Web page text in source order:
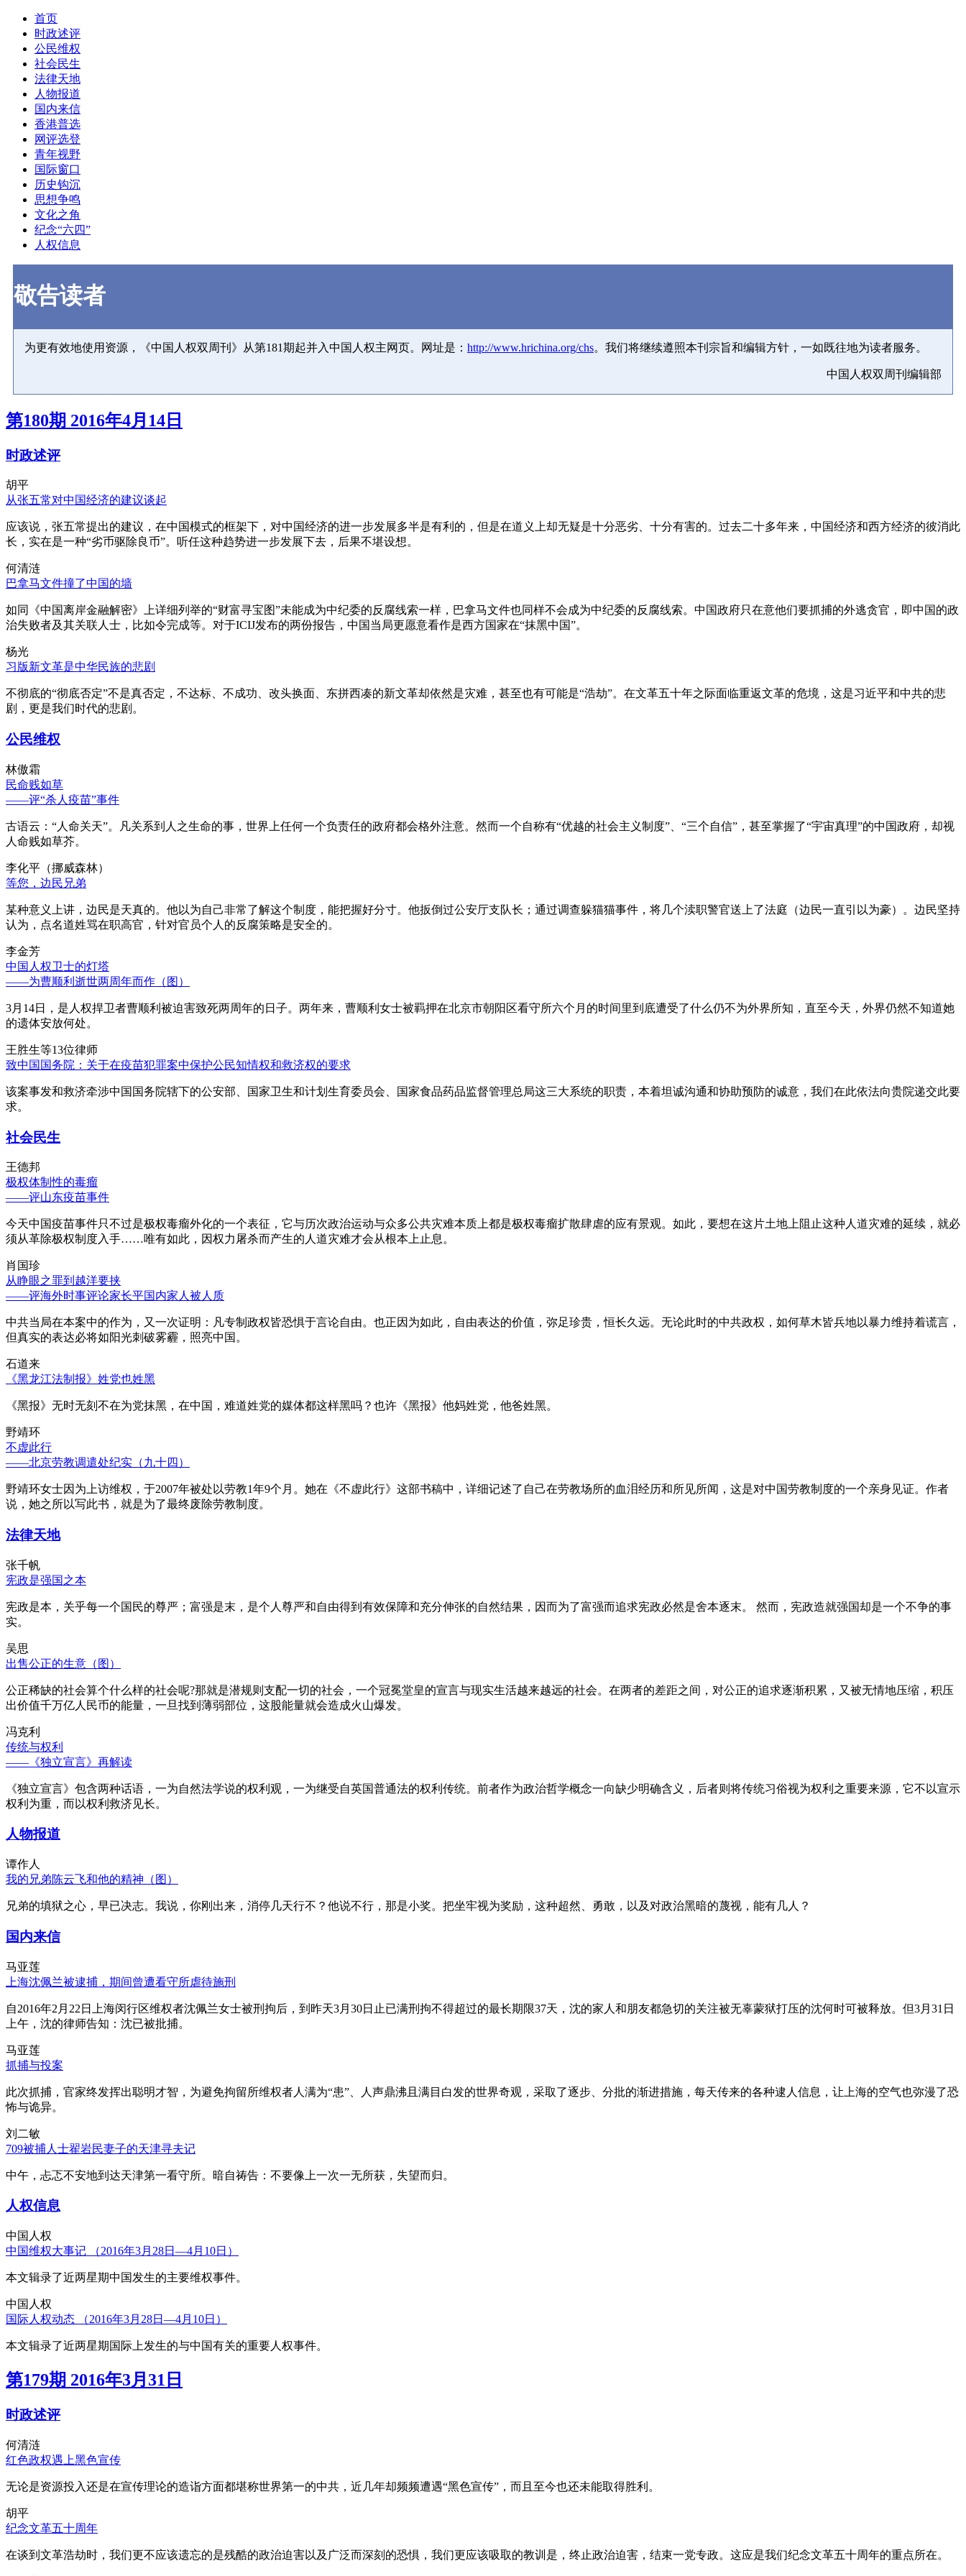
首页
时政述评
公民维权
社会民生
法律天地
人物报道
国内来信
香港普选
网评选登
青年视野
国际窗口
历史钩沉
思想争鸣
文化之角
纪念“六四”
人权信息
敬告读者
为更有效地使用资源，《中国人权双周刊》从第181期起并入中国人权主网页。网址是： http://www.hrichina.org/chs。我们将继续遵照本刊宗旨和编辑方针，一如既往地为读者服务。
中国人权双周刊编辑部
第180期 2016年4月14日
时政述评
胡平
从张五常对中国经济的建议谈起
应该说，张五常提出的建议，在中国模式的框架下，对中国经济的进一步发展多半是有利的，但是在道义上却无疑是十分恶劣、十分有害的。过去二十多年来，中国经济和西方经济的彼消此
长，实在是一种“劣币驱除良币”。听任这种趋势进一步发展下去，后果不堪设想。
何清涟
巴拿马文件撞了中国的墙
如同《中国离岸金融解密》上详细列举的“财富寻宝图”未能成为中纪委的反腐线索一样，巴拿马文件也同样不会成为中纪委的反腐线索。中国政府只在意他们要抓捕的外逃贪官，即中国的政
治失败者及其关联人士，比如令完成等。对于ICIJ发布的两份报告，中国当局更愿意看作是西方国家在“抹黑中国”。
杨光
习版新文革是中华民族的悲剧
不彻底的“彻底否定”不是真否定，不达标、不成功、改头换面、东拼西凑的新文革却依然是灾难，甚至也有可能是“浩劫”。在文革五十年之际面临重返文革的危境，这是习近平和中共的悲
剧，更是我们时代的悲剧。
公民维权
林傲霜
民命贱如草
——评“杀人疫苗”事件
古语云：“人命关天”。凡关系到人之生命的事，世界上任何一个负责任的政府都会格外注意。然而一个自称有“优越的社会主义制度”、“三个自信”，甚至掌握了“宇宙真理”的中国政府，却视
人命贱如草芥。
李化平（挪威森林）
等您，边民兄弟
某种意义上讲，边民是天真的。他以为自己非常了解这个制度，能把握好分寸。他扳倒过公安厅支队长；通过调查躲猫猫事件，将几个渎职警官送上了法庭（边民一直引以为豪）。边民坚持
认为，点名道姓骂在职高官，针对官员个人的反腐策略是安全的。
李金芳
中国人权卫士的灯塔
——为曹顺利逝世两周年而作（图）
3月14日，是人权捍卫者曹顺利被迫害致死两周年的日子。两年来，曹顺利女士被羁押在北京市朝阳区看守所六个月的时间里到底遭受了什么仍不为外界所知，直至今天，外界仍然不知道她
的遗体安放何处。
王胜生等13位律师
致中国国务院：关于在疫苗犯罪案中保护公民知情权和救济权的要求
该案事发和救济牵涉中国国务院辖下的公安部、国家卫生和计划生育委员会、国家食品药品监督管理总局这三大系统的职责，本着坦诚沟通和协助预防的诚意，我们在此依法向贵院递交此要
求。
社会民生
王德邦
极权体制性的毒瘤
——评山东疫苗事件
今天中国疫苗事件只不过是极权毒瘤外化的一个表征，它与历次政治运动与众多公共灾难本质上都是极权毒瘤扩散肆虐的应有景观。如此，要想在这片土地上阻止这种人道灾难的延续，就必
须从革除极权制度入手……唯有如此，因权力屠杀而产生的人道灾难才会从根本上止息。
肖国珍
从睁眼之罪到越洋要挟
——评海外时事评论家长平国内家人被人质
中共当局在本案中的作为，又一次证明：凡专制政权皆恐惧于言论自由。也正因为如此，自由表达的价值，弥足珍贵，恒长久远。无论此时的中共政权，如何草木皆兵地以暴力维持着谎言，
但真实的表达必将如阳光刺破雾霾，照亮中国。
石道来
《黑龙江法制报》姓党也姓黑
《黑报》无时无刻不在为党抹黑，在中国，难道姓党的媒体都这样黑吗？也许《黑报》他妈姓党，他爸姓黑。
野靖环
不虚此行
——北京劳教调遣处纪实（九十四）
野靖环女士因为上访维权，于2007年被处以劳教1年9个月。她在《不虚此行》这部书稿中，详细记述了自己在劳教场所的血泪经历和所见所闻，这是对中国劳教制度的一个亲身见证。作者
说，她之所以写此书，就是为了最终废除劳教制度。
法律天地
张千帆
宪政是强国之本
宪政是本，关乎每一个国民的尊严；富强是末，是个人尊严和自由得到有效保障和充分伸张的自然结果，因而为了富强而追求宪政必然是舍本逐末。 然而，宪政造就强国却是一个不争的事
实。
吴思
出售公正的生意（图）
公正稀缺的社会算个什么样的社会呢?那就是潜规则支配一切的社会，一个冠冕堂皇的宣言与现实生活越来越远的社会。在两者的差距之间，对公正的追求逐渐积累，又被无情地压缩，积压
出价值千万亿人民币的能量，一旦找到薄弱部位，这股能量就会造成火山爆发。
冯克利
传统与权利
——《独立宣言》再解读
《独立宣言》包含两种话语，一为自然法学说的权利观，一为继受自英国普通法的权利传统。前者作为政治哲学概念一向缺少明确含义，后者则将传统习俗视为权利之重要来源，它不以宣示
权利为重，而以权利救济见长。
人物报道
谭作人
我的兄弟陈云飞和他的精神（图）
兄弟的填狱之心，早已决志。我说，你刚出来，消停几天行不？他说不行，那是小奖。把坐牢视为奖励，这种超然、勇敢，以及对政治黑暗的蔑视，能有几人？
国内来信
马亚莲
上海沈佩兰被逮捕，期间曾遭看守所虐待施刑
自2016年2月22日上海闵行区维权者沈佩兰女士被刑拘后，到昨天3月30日止已满刑拘不得超过的最长期限37天，沈的家人和朋友都急切的关注被无辜蒙狱打压的沈何时可被释放。但3月31日
上午，沈的律师告知：沈已被批捕。
马亚莲
抓捕与投案
此次抓捕，官家终发挥出聪明才智，为避免拘留所维权者人满为“患”、人声鼎沸且满目白发的世界奇观，采取了逐步、分批的渐进措施，每天传来的各种逮人信息，让上海的空气也弥漫了恐
怖与诡异。
刘二敏
709被捕人士翟岩民妻子的天津寻夫记
中午，忐忑不安地到达天津第一看守所。暗自祷告：不要像上一次一无所获，失望而归。
人权信息
中国人权
中国维权大事记 （2016年3月28日—4月10日）
本文辑录了近两星期中国发生的主要维权事件。
中国人权
国际人权动态 （2016年3月28日—4月10日）
本文辑录了近两星期国际上发生的与中国有关的重要人权事件。
第179期 2016年3月31日
时政述评
何清涟
红色政权遇上黑色宣传
无论是资源投入还是在宣传理论的造诣方面都堪称世界第一的中共，近几年却频频遭遇“黑色宣传”，而且至今也还未能取得胜利。
胡平
纪念文革五十周年
在谈到文革浩劫时，我们更不应该遗忘的是残酷的政治迫害以及广泛而深刻的恐惧，我们更应该吸取的教训是，终止政治迫害，结束一党专政。这应是我们纪念文革五十周年的重点所在。